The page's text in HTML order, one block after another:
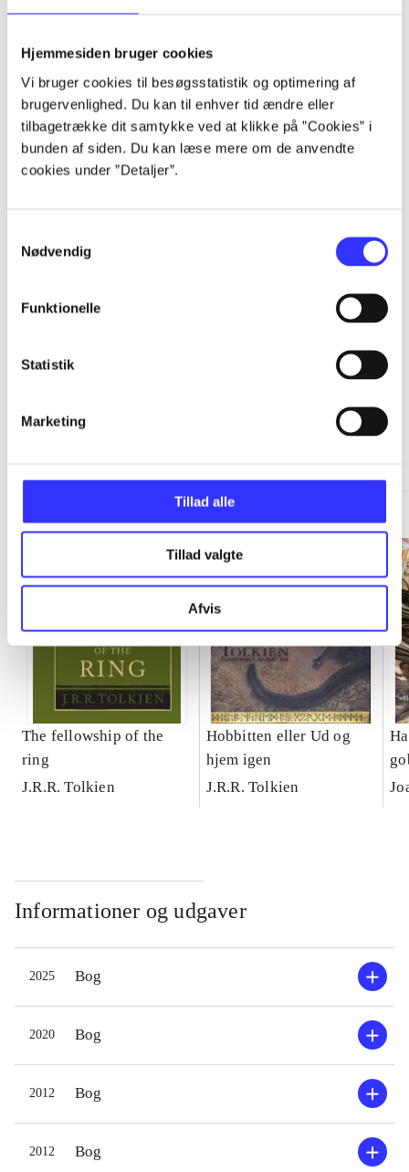
Hjemmesiden bruger cookies
Vi bruger cookies til besøgsstatistik og optimering af
brugervenlighed. Du kan til enhver tid ændre eller
tilbagetrække dit samtykke ved at klikke på ”Cookies” i
bunden af siden. Du kan læse mere om de anvendte
cookies under ”Detaljer”.
Nødvendig
Funktionelle
Statistik
Marketing
Tillad alle
Tillad valgte
Afvis
Alle registrerede artikler fordelt på udgivelser
...
...
...
The fellowship of the
ring
J.R.R. Tolkien
Hobbitten eller Ud og
hjem igen
J.R.R. Tolkien
Informationer og udgaver
2025 Bog
2020 Bog
2012 Bog
2012 Bog